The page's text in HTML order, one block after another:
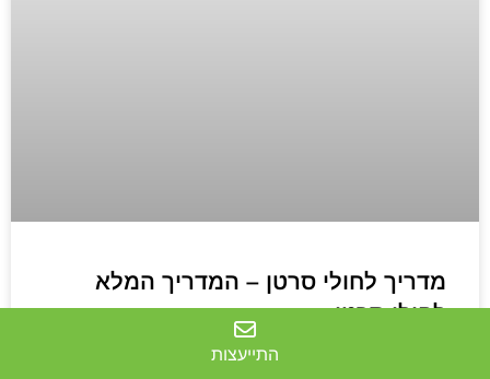
מדריך לחולי סרטן – המדריך המלא
לחולי סרטן
מדריך לחולי סרטן – המדריך המלא לחולי סרטן מדריך לחולי
התייעצות